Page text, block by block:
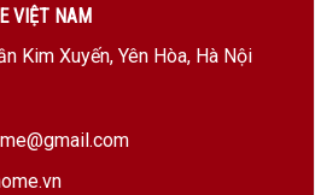
VIỆT NAM
Kim Xuyến, Yên Hòa, Hà Nội